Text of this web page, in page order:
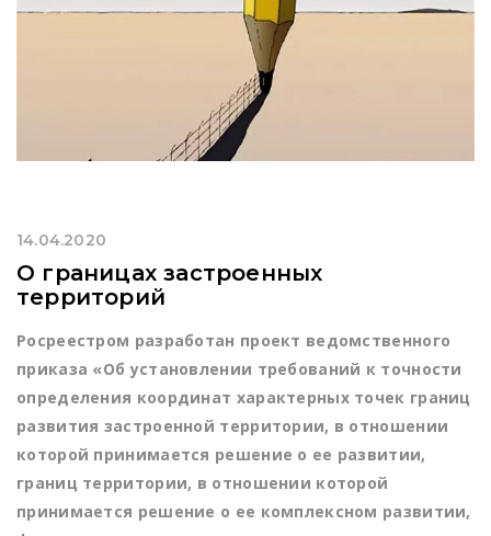
14.04.2020
О границах застроенных
территорий
Росреестром разработан проект ведомственного
приказа «Об установлении требований к точности
определения координат характерных точек границ
развития застроенной территории, в отношении
которой принимается решение о ее развитии,
границ территории, в отношении которой
принимается решение о ее комплексном развитии,